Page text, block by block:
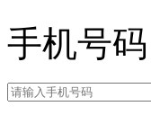
手机号码